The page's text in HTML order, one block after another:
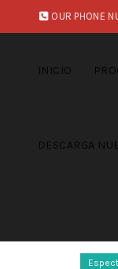
OUR PHONE
INICIO
DESCARGA